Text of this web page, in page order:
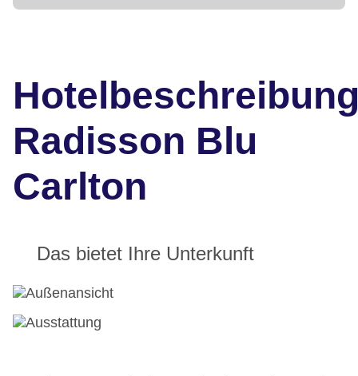
Radisson Blu
Carlton
Das bietet Ihre Unterkunft